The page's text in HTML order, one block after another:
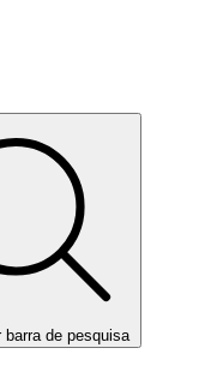
barra de pesquisa